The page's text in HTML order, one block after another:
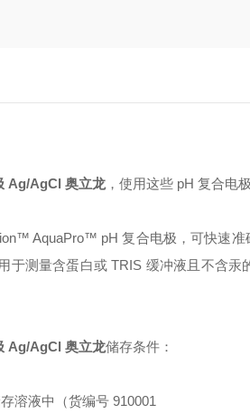
Ag/AgCl 奥立龙 ，使用这些 pH 复合电
AquaPro™ pH 复合电极，可快速
于测量含蛋白或 TRIS 缓冲液且不含
Ag/AgCl 奥立龙储存条件：
溶液中（货编号 910001